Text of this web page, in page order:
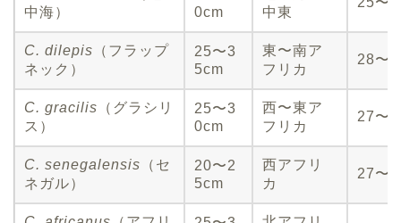
中海）
0cm
中東
C. dilepis （フラップ
ネック）
25〜3
5cm
東〜南ア
フリカ
28〜
C. gracilis （グラシリ
ス）
25〜3
0cm
西〜東ア
フリカ
27〜
C. senegalensis （セ
ネガル）
20〜2
5cm
西アフリ
カ
27〜